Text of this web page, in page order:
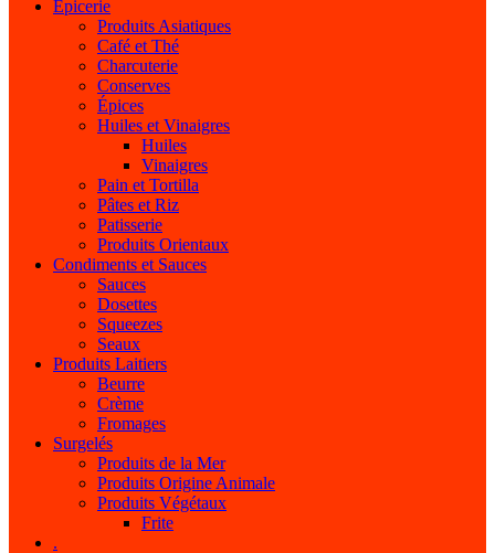
Epicerie
Produits Asiatiques
Café et Thé
Charcuterie
Conserves
Épices
Huiles et Vinaigres
Huiles
Vinaigres
Pain et Tortilla
Pâtes et Riz
Patisserie
Produits Orientaux
Condiments et Sauces
Sauces
Dosettes
Squeezes
Seaux
Produits Laitiers
Beurre
Crème
Fromages
Surgelés
Produits de la Mer
Produits Origine Animale
Produits Végétaux
Frite
.